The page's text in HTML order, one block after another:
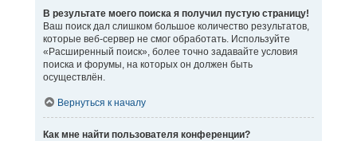
В результате моего поиска я получил пустую страницу!
Ваш поиск дал слишком большое количество результатов,
которые веб-сервер не смог обработать. Используйте
«Расширенный поиск», более точно задавайте условия
поиска и форумы, на которых он должен быть
осуществлён.
Вернуться к началу
Как мне найти пользователя конференции?